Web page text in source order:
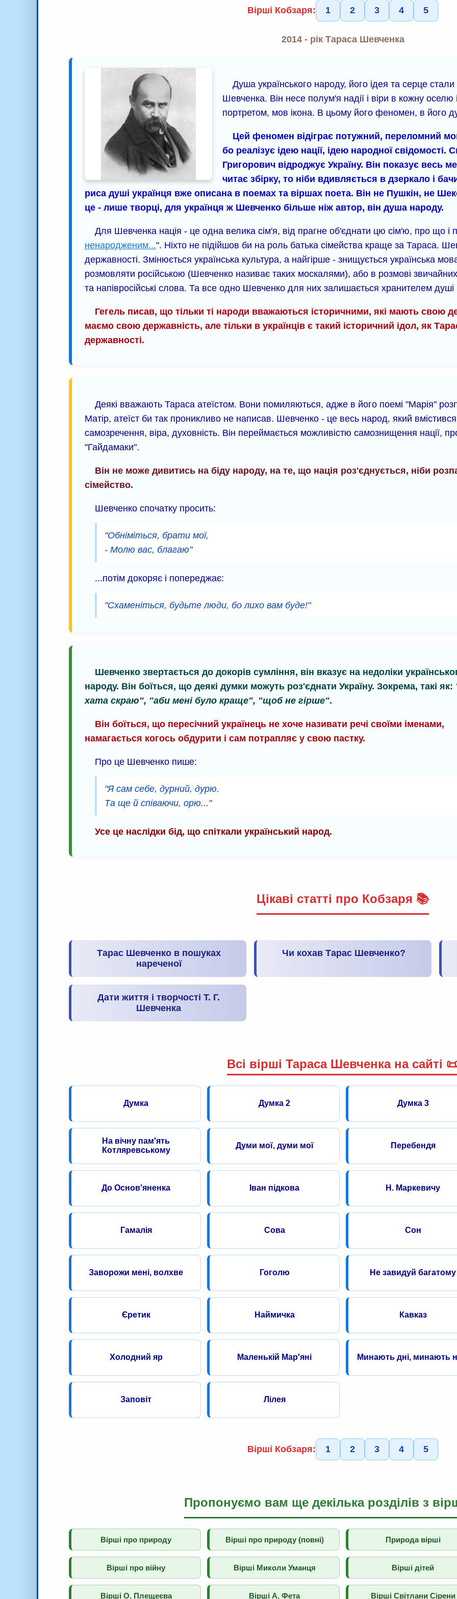
Вірші Кобзаря: 1 2 3 4 5
2014 - рік Тараса Шевченка
Душа українського народу, його ідея та серце
Шевченка. Він несе полум'я надії і віри в кожну
портретом, мов ікона. В цьому його феномен, в його
Цей феномен відіграє потужний, переломний
бо реалізує ідею нації, ідею народної
Григорович відроджує Україну. Він показує весь
читає збірку, то ніби вдивляється в дзеркало і
риса душі українця вже описана в поемах та віршах поета. Він не Пушкін, не
це - лише творці, для українця ж Шевченко більше ніж автор, він душа народу.
Для Шевченка нація - це одна велика сім'я, від прагне об'єднати цю сім'ю, про що і
ненародженим...". Ніхто не підійшов би на роль батька сімейства краще за Тараса.
державності. Змінюється українська культура, а найгірше - знищується українська
розмовляти російською (Шевченко називає таких москалями), або в розмові звичайних
та напівросійські слова. Та все одно Шевченко для них залишається хранителем душі
Гегель писав, що тільки ті народи вважаються історичними, які мають свою
маємо свою державність, але тільки в українців є такий історичний ідол, як
державності.
Деякі вважають Тараса атеїстом. Вони помиляються, адже в його поемі "Марія"
Матір, атеїст би так проникливо не написав. Шевченко - це весь народ, який
самозречення, віра, духовність. Він переймається можливістю самознищення нації,
"Гайдамаки".
Він не може дивитись на біду народу, на те, що нація роз'єднується, ніби
сімейство.
Шевченко спочатку просить:
"Обніміться, брати мої,
- Молю вас, благаю"
...потім докоряє і попереджає:
"Схаменіться, будьте люди, бо лихо вам буде!"
Шевченко звертається до докорів сумління, він вказує на недоліки
народу. Він боїться, що деякі думки можуть роз'єднати Україну. Зокрема, такі як:
хата скраю", "аби мені було краще", "щоб не гірше".
Він боїться, що пересічний українець не хоче називати речі своїми іменами,
намагається когось обдурити і сам потрапляє у свою пастку.
Про це Шевченко пише:
"Я сам себе, дурний, дурю.
Та ще й співаючи, орю..."
Усе це наслідки бід, що спіткали український народ.
Цікаві статті про Кобзаря 📚
Тарас Шевченко в пошуках
нареченої
Чи кохав Тарас Шевченко?
Дати життя і творчості Т. Г.
Шевченка
Всі вірші Тараса Шевченка на сайті
Думка Думка 2 Думка 3
На вічну пам'ять
Котляревському
Думи мої, думи мої Перебендя
До Основ'яненка Іван підкова Н. Маркевичу
Гамалія Сова Сон
Заворожи мені, волхве Гоголю Не завидуй багатому
Єретик Наймичка Кавказ
Холодний яр Маленькій Мар'яні Минають дні, минають
Заповіт Лілея
Вірші Кобзаря: 1 2 3 4 5
Пропонуємо вам ще декілька розділів з
Вірші про природу Вірші про природу (повні) Природа вірші
Вірші про війну Вірші Миколи Уманця Вірші дітей
Вірші О. Плещеєва Вірші А. Фета Вірші Світлани Сірени